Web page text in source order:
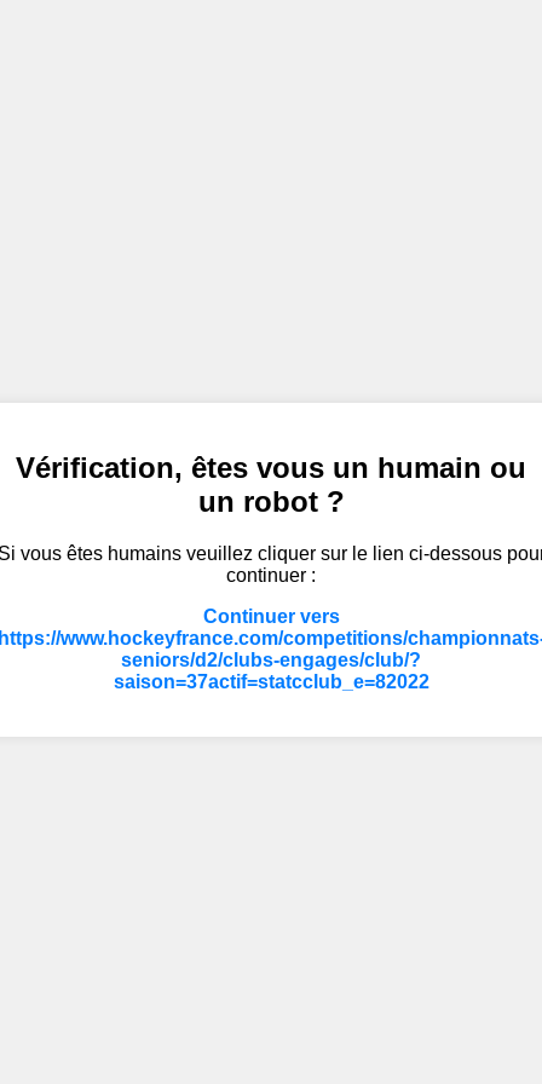
Vérification, êtes vous un humain ou
un robot ?
vous êtes humains veuillez cliquer sur le lien ci-dessous
continuer :
Continuer vers
www.hockeyfrance.com/competitions/
seniors/d2/clubs-engages/club/?
saison=37actif=statcclub_e=82022